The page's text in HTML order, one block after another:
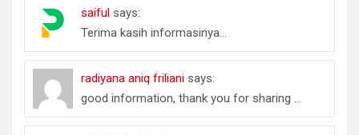
saiful says:
Terima kasih informasinya...
radiyana aniq friliani says:
good information, thank you for sharing ...